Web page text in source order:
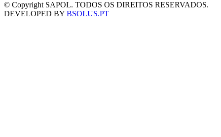
© Copyright SAPOL. TODOS OS DIREITOS RESERVADOS.
DEVELOPED BY BSOLUS.PT